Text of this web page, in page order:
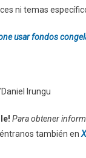
ni temas
usar fondos
Irungu
Para obtener
también en